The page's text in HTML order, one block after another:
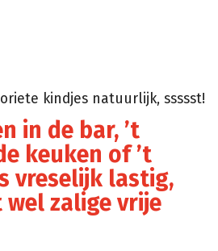
kindjes natuurlijk, ssssst!
in de bar, ’t
keuken of ’t
vreselijk lastig,
wel zalige vrije